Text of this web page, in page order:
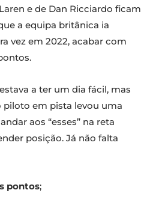
e de Dan Ricciardo ficam
a equipa britânica ia
vez em 2022, acabar com
a ter um dia fácil, mas
piloto em pista levou uma
aos “esses” na reta
posição. Já não falta
pontos;